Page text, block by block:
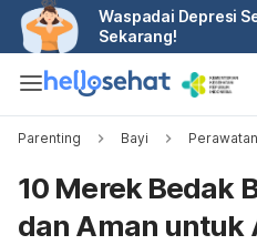
Waspadai Depresi
Sekarang!
Parenting Bayi
10 Merek Bedak
dan Aman untuk